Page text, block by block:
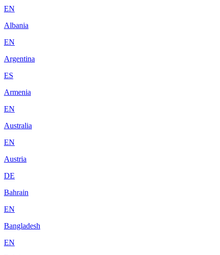
EN
Albania
EN
Argentina
ES
Armenia
EN
Australia
EN
Austria
DE
Bahrain
EN
Bangladesh
EN